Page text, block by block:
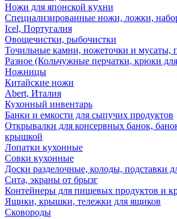
Ножи для японской кухни
Специализированные ножи, ложки,
Icel, Португалия
Овощечистки, рыбочистки
Точильные камни, ножеточки и мусаты,
Разное (Кольчужные перчатки, крюки
Ножницы
Китайские ножи
Abert, Италия
Кухонный инвентарь
Банки и емкости для сыпучих продуктов
Открывалки для консервных банок,
крышкой
Лопатки кухонные
Совки кухонные
Доски разделочные, колоды, подставки
Сита, экраны от брызг
Контейнеры для пищевых продуктов и
Ящики, крышки, тележки для ящиков
Сковороды